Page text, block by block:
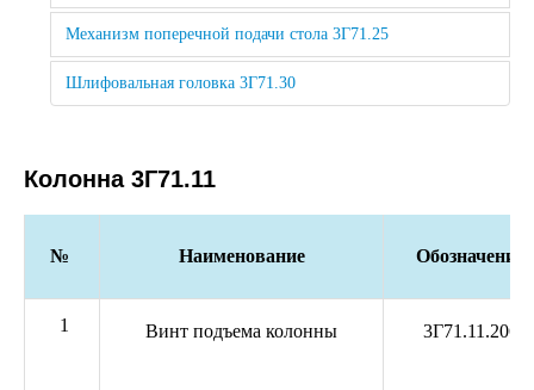
Механизм поперечной подачи стола 3Г71.25
Шлифовальная головка 3Г71.30
Колонна 3Г71.11
№ Наименование Обозначение
1 Винт подъема колонны 3Г71.11.206